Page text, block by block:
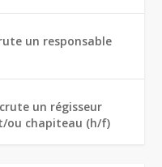
un responsable
un régisseur
ou chapiteau (h/f)